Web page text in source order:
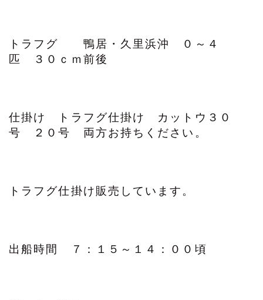
トラフグ 鴨居・久里浜沖 ０～４
匹 ３０ｃｍ前後
仕掛け トラフグ仕掛け カットウ３０
号 ２０号 両方お持ちください。
トラフグ仕掛け販売しています。
出船時間 ７：１５～１４：００頃